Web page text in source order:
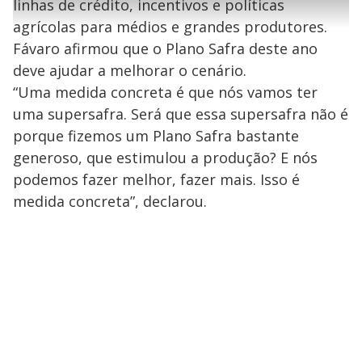
a
y
V
i
g
n
d
s
u
n
o
s
M
u
d
o
linhas de crédito, incentivos e políticas
agrícolas para médios e grandes produtores.
Fávaro afirmou que o Plano Safra deste ano
deve ajudar a melhorar o cenário.
“Uma medida concreta é que nós vamos ter
uma supersafra. Será que essa supersafra não é
porque fizemos um Plano Safra bastante
generoso, que estimulou a produção? E nós
podemos fazer melhor, fazer mais. Isso é
medida concreta”, declarou.